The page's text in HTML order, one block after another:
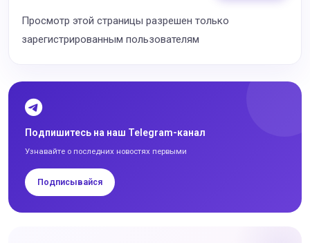
Просмотр этой страницы разрешен только
зарегистрированным пользователям
Подпишитесь на наш Telegram-канал
Узнавайте о последних новостях первыми
Подписывайся